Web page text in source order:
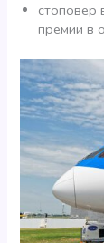
стоповер
премии в